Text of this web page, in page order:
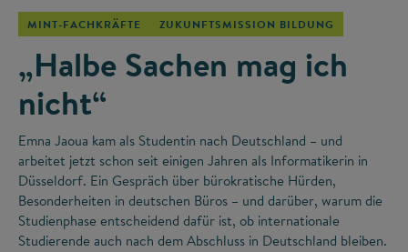
MINT-FACHKRÄFTE ZUKUNFTSMISSION BILDUNG
„Halbe Sachen mag ich
nicht“
Emna Jaoua kam als Studentin nach Deutschland – und
arbeitet jetzt schon seit einigen Jahren als Informatikerin in
Düsseldorf. Ein Gespräch über bürokratische Hürden,
Besonderheiten in deutschen Büros – und darüber, warum die
Studienphase entscheidend dafür ist, ob internationale
Studierende auch nach dem Abschluss in Deutschland bleiben.